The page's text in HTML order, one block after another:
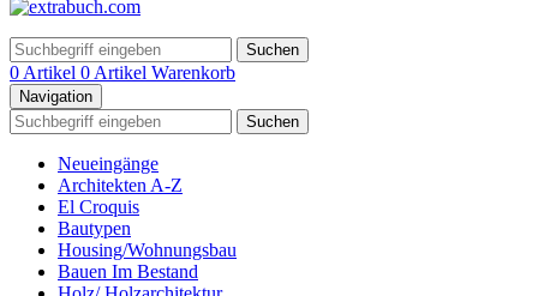
Suchen
0 Artikel 0 Artikel Warenkorb
Navigation
Suchen
Neueingänge
Architekten A-Z
El Croquis
Bautypen
Housing/Wohnungsbau
Bauen Im Bestand